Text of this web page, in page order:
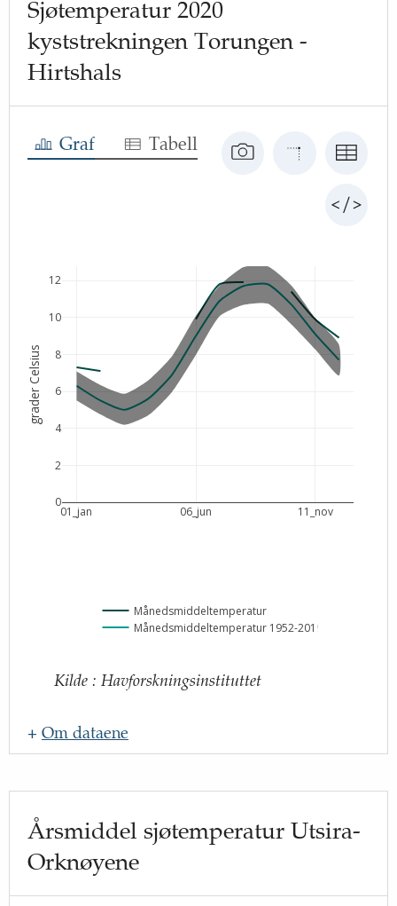
Kilde:
Lenke til kilde: http://www.hi.no
Sjøtemperatur 2020
kyststrekningen Torungen -
Hirtshals
Graf Tabell
01_jan 06_jun 11_nov
0
2
4
6
8
10
12
Månedsmiddeltemperatur
Månedsmiddeltemperatur 1952-2019
grader Celsius
Kilde : Havforskningsinstituttet
+ Om dataene
Oppdateringsfrekvens
Kilde:
Lenke til kilde
Årsmiddel sjøtemperatur Utsira-
Orknøyene